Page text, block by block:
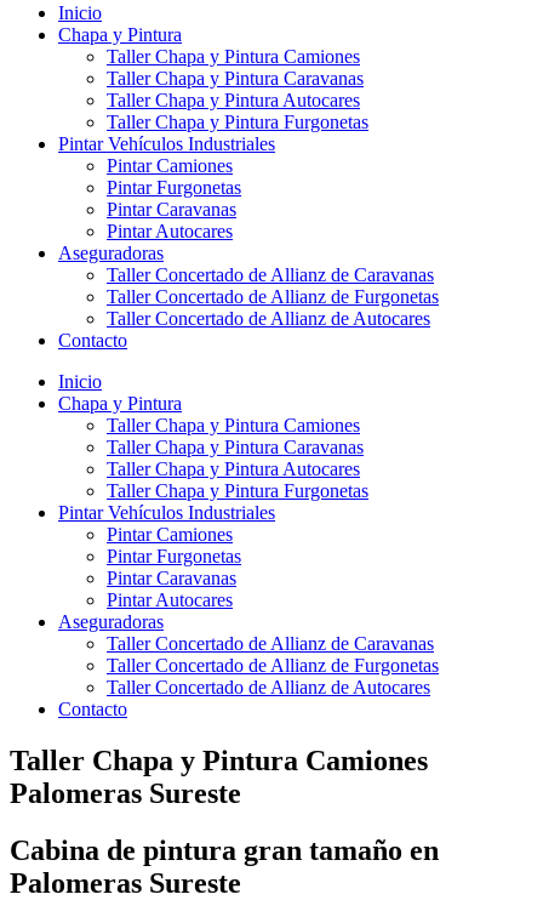
Inicio
Chapa y Pintura
Taller Chapa y Pintura Camiones
Taller Chapa y Pintura Caravanas
Taller Chapa y Pintura Autocares
Taller Chapa y Pintura Furgonetas
Pintar Vehículos Industriales
Pintar Camiones
Pintar Furgonetas
Pintar Caravanas
Pintar Autocares
Aseguradoras
Taller Concertado de Allianz de Caravanas
Taller Concertado de Allianz de Furgonetas
Taller Concertado de Allianz de Autocares
Contacto
Inicio
Chapa y Pintura
Taller Chapa y Pintura Camiones
Taller Chapa y Pintura Caravanas
Taller Chapa y Pintura Autocares
Taller Chapa y Pintura Furgonetas
Pintar Vehículos Industriales
Pintar Camiones
Pintar Furgonetas
Pintar Caravanas
Pintar Autocares
Aseguradoras
Taller Concertado de Allianz de Caravanas
Taller Concertado de Allianz de Furgonetas
Taller Concertado de Allianz de Autocares
Contacto
Taller Chapa y Pintura Camiones
Palomeras Sureste
Cabina de pintura gran tamaño en
Palomeras Sureste